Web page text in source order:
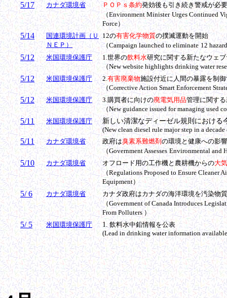
5/17 カナダ環境省 ＰＯＰｓ条約発効後も引き続き警戒が必
（Environment Minister Urges Continued
Force）
5/14
国連環境計画（Ｕ
ＮＥＰ）
12の有害化学物質の撲滅運動を開始
（Campaign launched to eliminate 12
5/12 米国環境保護庁 1.世界の飲料水研究に関する新たなウェ
（New website highlights drinking water
5/12 米国環境保護庁 2.有害廃棄物施設付近に人間の暴露を制
（Corrective Action Smart Enforcement
5/12 米国環境保護庁 3.購買者に向けの廃電気用品管理に関す
（New guidance issued for managing used
5/11 米国環境保護庁 新しい清潔なディーゼル規則における
(New clean diesel rule major step in a decade
5/11 カナダ環境省 政府は臭素系難燃剤の環境と健康への影
（Government Assesses Environmental and
5/10 カナダ環境省 オフロード用の工作機と農耕機からの大
（Regulations Proposed to Ensure Cleaner
Equipment）
5/ 6 カナダ環境省
カナダ政府はカナダの海洋環境を汚染物
（Government of Canada Introduces
From Polluters ）
5/ 5 米国環境保護庁 1. 飲料水中鉛情報を公表
(Lead in drinking water information